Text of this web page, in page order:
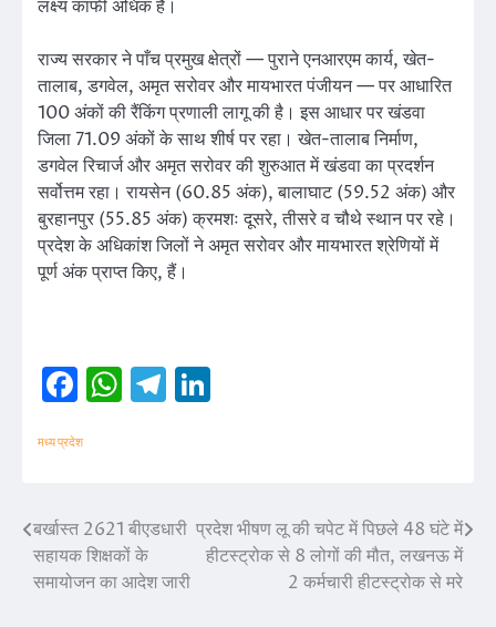
लक्ष्य काफी अधिक है।
राज्य सरकार ने पाँच प्रमुख क्षेत्रों — पुराने एनआरएम कार्य, खेत-
तालाब, डगवेल, अमृत सरोवर और मायभारत पंजीयन — पर आधारित
100 अंकों की रैंकिंग प्रणाली लागू की है। इस आधार पर खंडवा
जिला 71.09 अंकों के साथ शीर्ष पर रहा। खेत-तालाब निर्माण,
डगवेल रिचार्ज और अमृत सरोवर की शुरुआत में खंडवा का प्रदर्शन
सर्वोत्तम रहा। रायसेन (60.85 अंक), बालाघाट (59.52 अंक) और
बुरहानपुर (55.85 अंक) क्रमशः दूसरे, तीसरे व चौथे स्थान पर रहे।
प्रदेश के अधिकांश जिलों ने अमृत सरोवर और मायभारत श्रेणियों में
पूर्ण अंक प्राप्त किए, हैं।
Facebook
WhatsApp
Telegram
मध्य प्रदेश
Post
navigation
बर्खास्त 2621 बीएडधारी
सहायक शिक्षकों के
समायोजन का आदेश जारी
प्रदेश भीषण लू की चपेट में पिछले 48 घंटे में
हीटस्ट्रोक से 8 लोगों की मौत, लखनऊ में
2 कर्मचारी हीटस्ट्रोक से मरे